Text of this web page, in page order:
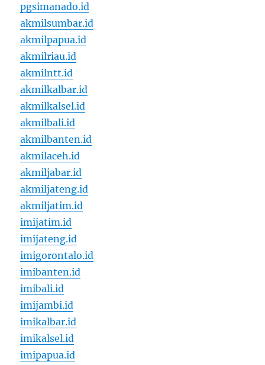
pgsimanado.id
akmilsumbar.id
akmilpapua.id
akmilriau.id
akmilntt.id
akmilkalbar.id
akmilkalsel.id
akmilbali.id
akmilbanten.id
akmilaceh.id
akmiljabar.id
akmiljateng.id
akmiljatim.id
imijatim.id
imijateng.id
imigorontalo.id
imibanten.id
imibali.id
imijambi.id
imikalbar.id
imikalsel.id
imipapua.id